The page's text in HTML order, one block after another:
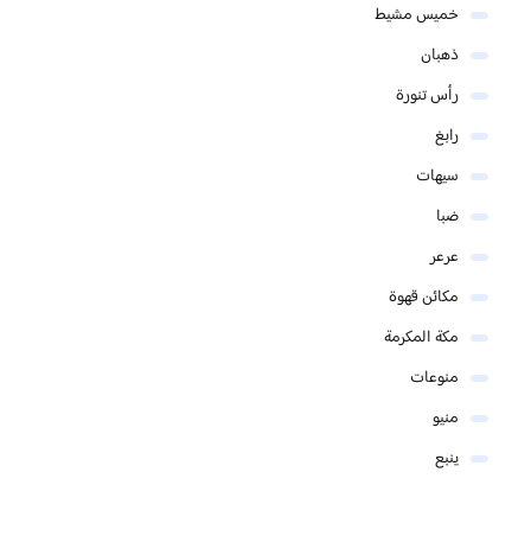
خميس مشيط
ذهبان
رأس تنورة
رابغ
سيهات
ضبا
عرعر
مكائن قهوة
مكة المكرمة
منوعات
منيو
ينبع